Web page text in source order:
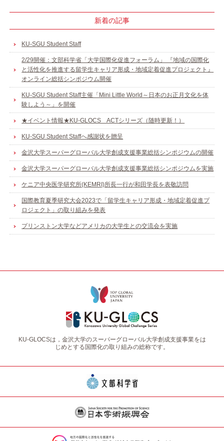
新着の記事
KU-SGU Student Staff
2/29開催：文部科学省「大学国際化促進フォーラム」 『地域の国際化
と活性化を推進する留学生キャリア形成・地域定着促進プロジェクト』
オンライン総括シンポジウム開催
KU-SGU Student Staff主催「Mini Little World～日本のお正月文化を体
験しよう～」を開催
★イベント情報★KU-GLOCS ACTシリーズ（随時更新！）
KU-SGU Student Staffへ感謝状を贈呈
金沢大学スーパーグローバル大学創成支援事業総括シンポジウムの開催
金沢大学スーパーグローバル大学創成支援事業総括シンポジウムを実施
ケニア中央医学研究所(KEMRI)所長一行が和田学長を表敬訪問
国際教育夏季研究大会2023で「留学生キャリア形成・地域定着促進プ
ロジェクト」の取り組みを発表
プリンストン大学などアメリカの大学生との交流会を実施
KU-GLOCSは，金沢大学のスーパーグローバル大学創成支援事業をは
じめとする国際化の取り組みの総称です。